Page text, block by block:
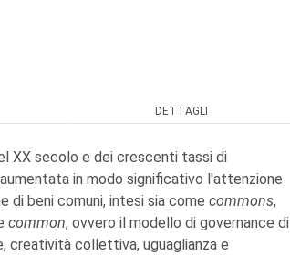
DETTAGLI
XX secolo e dei crescenti tassi di
in modo significativo l'attenzione
di beni comuni, intesi sia come commons,
common, ovvero il modello di governance di
creatività collettiva, uguaglianza e